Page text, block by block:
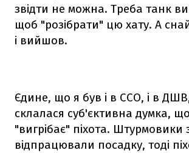
звідти не можна. Треба танк
щоб "розібрати" цю хату. А
і вийшов.
Єдине, що я був і в ССО, і в
склалася суб'єктивна думка,
"вигрібає" піхота.
відпрацювали посадку, тоді